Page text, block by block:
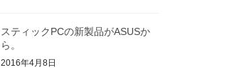
スティックPCの新製品がASUSか
ら。
2016年4月8日